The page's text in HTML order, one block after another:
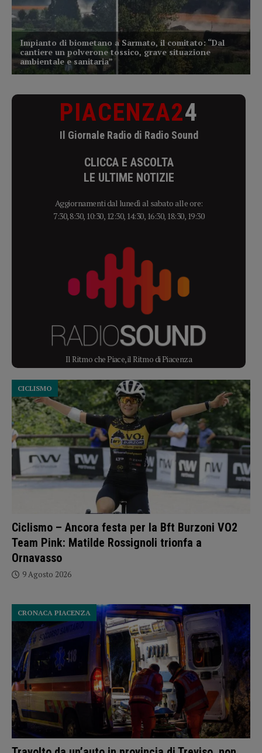
PIACENZA24
Il Giornale Radio di Radio Sound
CLICCA E ASCOLTA
LE ULTIME NOTIZIE
Aggiornamenti dal lunedì al sabato alle ore:
7:30, 8:30, 10:30, 12:30, 14:30, 16:30, 18:30, 19:30
Il Ritmo che Piace, il Ritmo di Piacenza
Ciclismo – Ancora festa per la Bft Burzoni VO2
Team Pink: Matilde Rossignoli trionfa a
Ornavasso
CICLISMO
9 Agosto 2026
CRONACA PIACENZA